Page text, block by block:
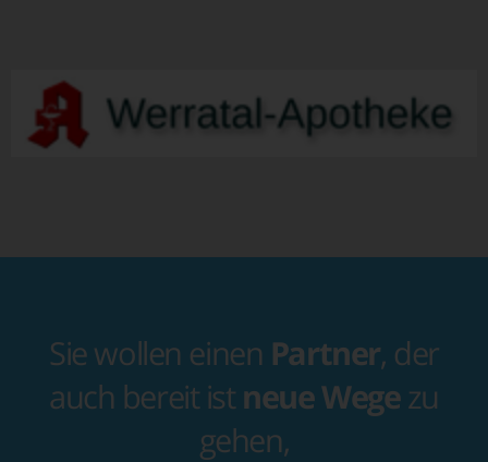
Sie wollen einen Partner, der
auch bereit ist neue Wegezu
gehen,